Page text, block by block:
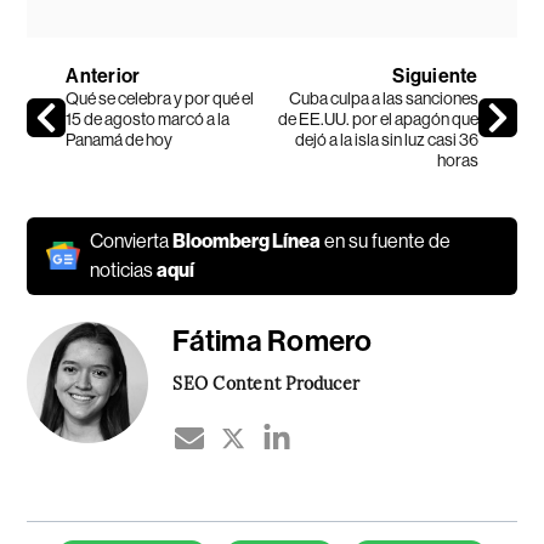
Anterior
Qué se celebra y por qué el
15 de agosto marcó a la
Panamá de hoy
Siguiente
Cuba culpa a las sanciones
de EE.UU. por el apagón que
dejó a la isla sin luz casi 36
horas
ConviertaBloomberg Línea en su fuente de
noticiasaquí
Fátima Romero
SEO Content Producer